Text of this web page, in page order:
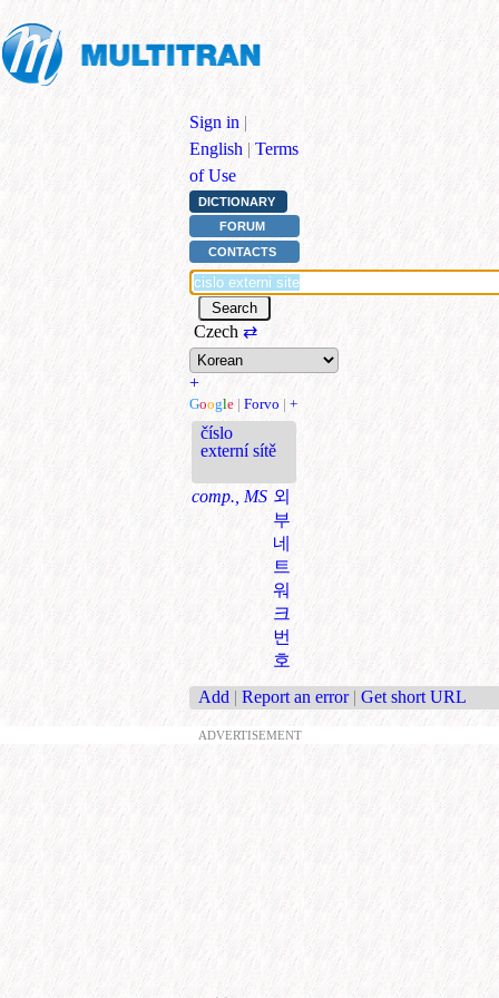
Sign in |
English | Terms
of Use
DICTIONARY
FORUM
CONTACTS
Czech ⇄
+
Google | Forvo | +
číslo
externí sítě
comp., MS 외
부
네
트
워
크
번
호
Add | Report an error | Get short URL
ADVERTISEMENT